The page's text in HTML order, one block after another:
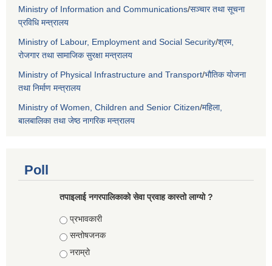
Ministry of Information and Communications/सञ्चार तथा सूचना
प्रविधि मन्त्रालय
Ministry of Labour, Employment and Social Security/श्रम,
रोजगार तथा सामाजिक सुरक्षा मन्त्रालय
Ministry of Physical Infrastructure and Transport/भौतिक योजना
तथा निर्माण मन्त्रालय
Ministry of Women, Children and Senior Citizen/महिला,
बालबालिका तथा जेष्ठ नागरिक मन्त्रालय
Poll
तपाइलाई नगरपालिकाको सेवा प्रवाह कास्तो लाग्यो ?
Choices
प्रभावकारी
सन्तोषजनक
नराम्रो